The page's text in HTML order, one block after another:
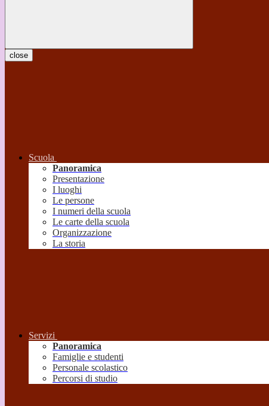
close
Scuola
Panoramica
Presentazione
I luoghi
Le persone
I numeri della scuola
Le carte della scuola
Organizzazione
La storia
Servizi
Panoramica
Famiglie e studenti
Personale scolastico
Percorsi di studio